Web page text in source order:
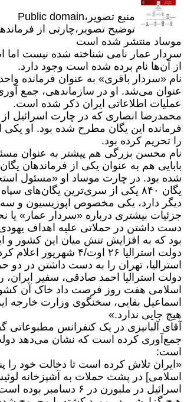
منبع تصویر،Public domain
توضیح تصویر،چارتی از
موساد منتشر شده است
سردار عمار نامی شناخته شده نیست اما
از آن‌ها نام برده شده است وجود دارد.
عنوان می‌شد. او در سازماندهی، جمع
عملیات اطلاعاتی ایران ذکر شده است.
فرمانده این یگان مطرح شده بود. او
را تحریم کرده بود.
نام محسن بزرگی هم پیشتر به عنوان
شده بود. در چارت موساد او «مسئول
یگان ۸۴۰ یکی از سری‌ترین
دیگر دارد، یکی مخصوص اپوزیسیون و سه
جزئیات بیشتری درباره «سردار عمار» یا
دست داشتن در حملاتی علیه اهداف یهودی
بود که به افزایش تنش میان این کشور و
دولت استرالیا ۲۶
استرالیا، تهران را به دست داشتن در
دولت استرالیا احمد صادقی، سفیر
اسلامی هفت روز فرصت داد خاک آن
اسماعیل بقایی، سخنگوی وزارت خارجه
هیچ جایی ندارد.»
آقای آلبانیزی در یک کنفرانس مطبوعاتی
جمع‌آوری کرده است که نشان می‌دهد
است:
«ایران تلاش کرده است تا دخالت خود را
اسرائیل در ملبورن در ۶ دسامبر بوده است.»